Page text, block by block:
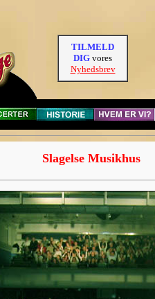
TILMELD
DIG vores
Nyhedsbrev
Slagelse Musikhus